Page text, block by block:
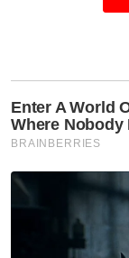
Ardianto,
Wooi Yik
beregu
Kai Wun
profesional,
ke-12); Goh
(ranking ke-
Muhammad
merebut